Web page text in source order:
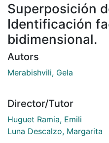
Superposición
Identificación
bidimensional.
Autors
Merabishvili, Gela
Director/Tutor
Huguet Ramia, Emili
Luna Descalzo, Margarita